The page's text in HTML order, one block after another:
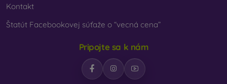
Kontakt
Štatút Facebookovej súťaže o “vecná cena”
Pripojte sa k nám